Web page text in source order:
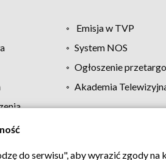
Emisja w TVP
System NOS
Ogłoszenie
Akademia
Regulamin TVP
do serwisu", aby wyrazić zgody